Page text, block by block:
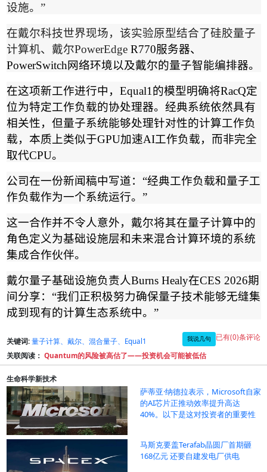
设施。 ”
在戴尔科技世界现场，该实验原型结合了硅胶量子
计算机、戴尔PowerEdge R770服务器、
PowerSwitch网络环境以及戴尔的量子智能编排器。
在这项新工作进行中， Equal1的模型明确将RacQ定
位为特定工作负载的协处理器。经典系统依然具有
相关性，但量子系统能够处理针对性的计算工作负
载，本质上类似于GPU加速AI工作负载，而非完全
取代CPU。
公司在一份新闻稿中写道： “经典工作负载和量子工
作负载作为一个系统运行。 ”
这一合作并不令人意外，戴尔将其在量子计算中的
角色定义为基础设施层和未来混合计算环境的系统
集成合作伙伴。
戴尔量子基础设施负责人Burns Healy在CES 2026期
间分享： “我们正积极努力确保量子技术能够无缝集
成到现有的计算生态系统中。 ”
关键词: 量子计算、戴尔、混合量子、Equal1 我说几句 已有(0)条评论
关联阅读： Quantum的风险被高估了——投资机会可能被低估
生命科学新技术
萨蒂亚·纳德拉表示，Microsoft自家
的AI芯片正推动效率提升高达
40%。以下是这对投资者的重要性
马斯克要盖Terafab晶圆厂首期砸
168亿元 还要自建发电厂供电